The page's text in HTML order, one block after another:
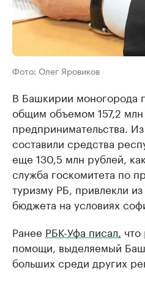
Фото: Олег Яровиков
В Башкирии моногорода
общим объемом 157,2 млн
предпринимательства.
составили средства
еще 130,5 млн рублей,
служба госкомитета по
туризму РБ, привлекли
бюджета на условиях
Ранее РБК-Уфа писал,
помощи, выделяемый
больших среди других